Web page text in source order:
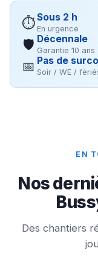
⏱Sous 2 h
En urgence
🛡 Décennale
Garantie 10 ans
📅 Pas de
Soir / WE /
EN
Nos
Des chantiers